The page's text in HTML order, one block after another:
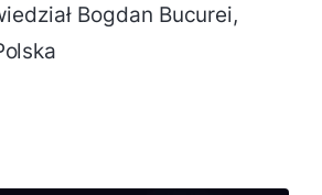
Bogdan Bucurei,